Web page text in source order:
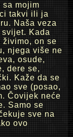
sa mojim
takvi ili ja
Naša veza
Kada
on se
njega više ne
osude,
dere se,
Kaže da se
sve (posao,
Čovijek neće
Samo se
sve na
ovo